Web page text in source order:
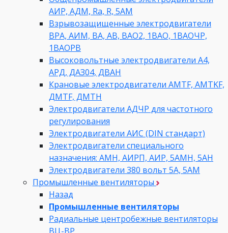
АИР, АДМ, Ra, R, 5AM
Взрывозащищенные электродвигатели
ВРА, АИМ, ВА, АВ, ВАO2, 1ВАО, 1ВАОЧР,
1ВАОРВ
Высоковольтные электродвигатели A4,
АРД, ДАЗ04, ДВАН
Крановые электродвигатели AMTF, AMTKF,
ДMTF, ДМТН
Электродвигатели АДЧР для частотного
регулирования
Электродвигатели АИС (DIN стандарт)
Электродвигатели специального
назначения: АМН, АИРП, АИР, 5АМН, 5АН
Электродвигатели 380 вольт 5А, 5АМ
Промышленные вентиляторы
Назад
Промышленные вентиляторы
Радиальные центробежные вентиляторы